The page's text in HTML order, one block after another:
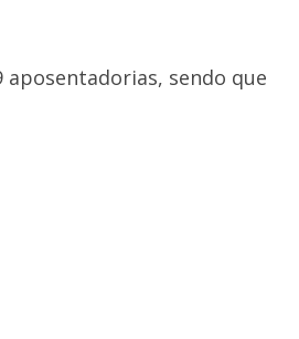
sendo que